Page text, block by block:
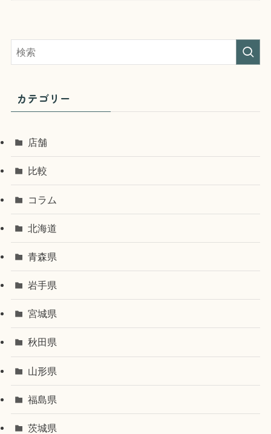
カテゴリー
店舗
比較
コラム
北海道
青森県
岩手県
宮城県
秋田県
山形県
福島県
茨城県